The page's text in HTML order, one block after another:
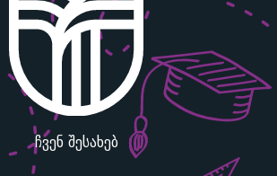
ჩვენ შესახებ